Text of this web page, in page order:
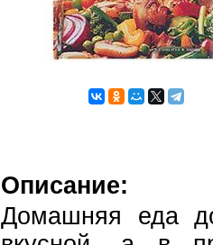
Описание:
Домашняя еда